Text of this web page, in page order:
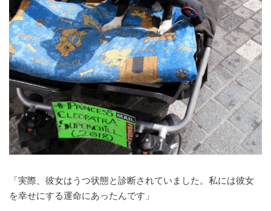
「実際、彼女はうつ状態と診断されていました。私には彼女
を幸せにする運命にあったんです」